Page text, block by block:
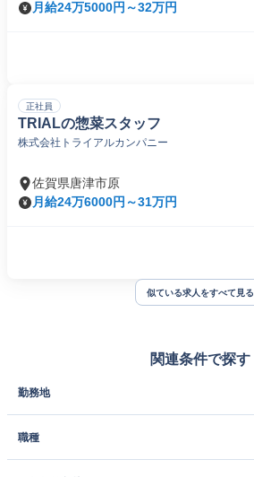
月給24万5000円～32万円
正社員
TRIALの惣菜スタッフ
株式会社トライアルカンパニー
佐賀県唐津市原
月給24万6000円～31万円
似ている求人をすべて見る
関連条件で探す
勤務地
職種